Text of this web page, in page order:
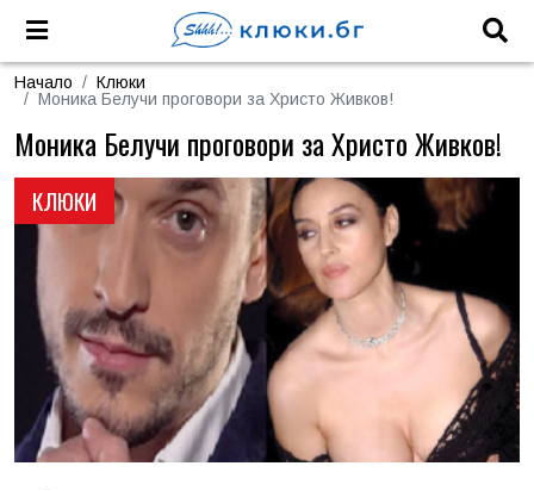
Начало
Клюки
Моника Белучи проговори за Христо Живков!
КЛЮКИ
Моника Белучи проговори за Христо Живков!